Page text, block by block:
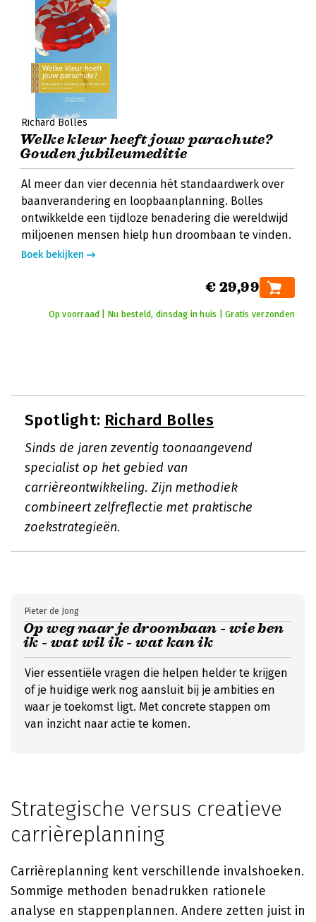
Richard Bolles
Welke kleur heeft jouw parachute?
Gouden jubileumeditie
Al meer dan vier decennia hét standaardwerk over
baanverandering en loopbaanplanning. Bolles
ontwikkelde een tijdloze benadering die wereldwijd
miljoenen mensen hielp hun droombaan te vinden.
Boek bekijken
€ 29,99
Op voorraad | Nu besteld, dinsdag in huis | Gratis verzonden
Spotlight: Richard Bolles
Sinds de jaren zeventig toonaangevend
specialist op het gebied van
carrièreontwikkeling. Zijn methodiek
combineert zelfreflectie met praktische
zoekstrategieën.
Op weg naar je droombaan - wie ben
ik - wat wil ik - wat kan ik
Pieter de Jong
Vier essentiële vragen die helpen helder te krijgen
of je huidige werk nog aansluit bij je ambities en
waar je toekomst ligt. Met concrete stappen om
van inzicht naar actie te komen.
Strategische versus creatieve
carrièreplanning
Carrièreplanning kent verschillende invalshoeken.
Sommige methoden benadrukken rationele
analyse en stappenplannen. Andere zetten juist in